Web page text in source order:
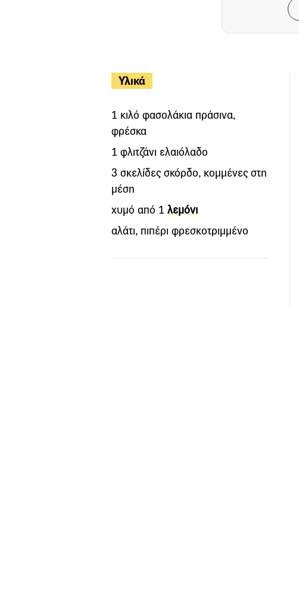
Υλικά
1 κιλό φασολάκια πράσινα,
φρέσκα
1 φλιτζάνι ελαιόλαδο
3 σκελίδες σκόρδο, κομμένες στη
μέση
χυμό από 1 λεμόνι
αλάτι, πιπέρι φρεσκοτριμμένο